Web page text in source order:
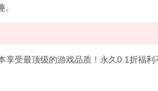
享受最顶级的游戏品质！永久0.1折福